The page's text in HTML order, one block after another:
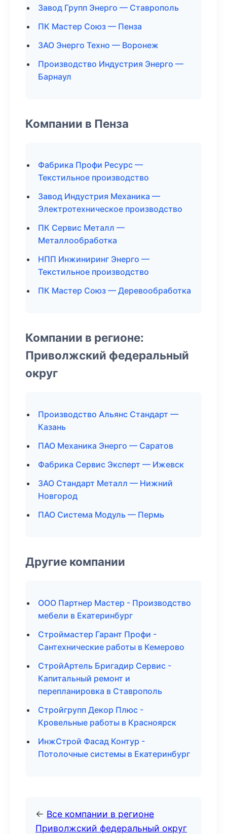
Завод Групп Энерго — Ставрополь
ПК Мастер Союз — Пенза
ЗАО Энерго Техно — Воронеж
Производство Индустрия Энерго —
Барнаул
Компании в Пенза
Фабрика Профи Ресурс —
Текстильное производство
Завод Индустрия Механика —
Электротехническое производство
ПК Сервис Металл —
Металлообработка
НПП Инжиниринг Энерго —
Текстильное производство
ПК Мастер Союз — Деревообработка
Компании в регионе:
Приволжский федеральный
округ
Производство Альянс Стандарт —
Казань
ПАО Механика Энерго — Саратов
Фабрика Сервис Эксперт — Ижевск
ЗАО Стандарт Металл — Нижний
Новгород
ПАО Система Модуль — Пермь
Другие компании
ООО Партнер Мастер - Производство
мебели в Екатеринбург
Строймастер Гарант Профи -
Сантехнические работы в Кемерово
СтройАртель Бригадир Сервис -
Капитальный ремонт и
перепланировка в Ставрополь
Стройгрупп Декор Плюс -
Кровельные работы в Красноярск
ИнжСтрой Фасад Контур -
Потолочные системы в Екатеринбург
← Все компании в регионе
Приволжский федеральный округ